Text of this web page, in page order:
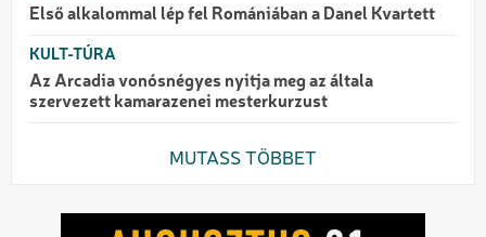
Első alkalommal lép fel Romániában a Danel Kvartett
KULT-TÚRA
Az Arcadia vonósnégyes nyitja meg az általa
szervezett kamarazenei mesterkurzust
MUTASS TÖBBET